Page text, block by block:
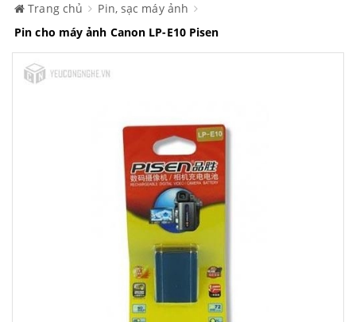
Trang chủ
Pin, sạc máy ảnh
Pin cho máy ảnh Canon LP-E10 Pisen